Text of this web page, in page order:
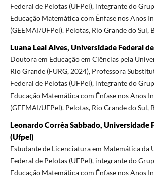
Federal de Pelotas (UFPel), integrante do
Educação Matemática com Ênfase nos Anos
(GEEMAI/UFPel). Pelotas, Rio Grande do Sul,
Luana Leal Alves, Universidade Federal
Doutora em Educação em Ciências pela
Rio Grande (FURG, 2024), Professora
Federal de Pelotas (UFPel), integrante do
Educação Matemática com Ênfase nos Anos
(GEEMAI/UFPel). Pelotas, Rio Grande do Sul,
Leonardo Corrêa Sabbado, Universidade
(Ufpel)
Estudante de Licenciatura em Matemática da
Federal de Pelotas (UFPel), integrante do
Educação Matemática com Ênfase nos Anos